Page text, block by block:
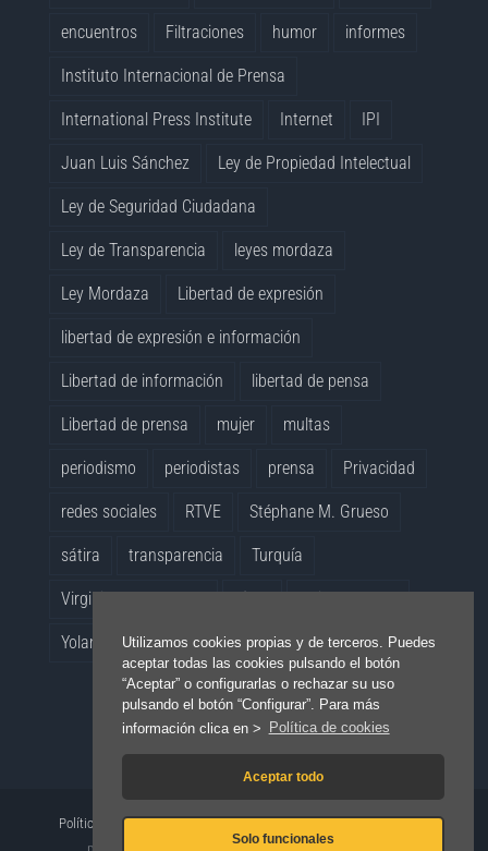
Utilizamos cookies propias y de terceros. Puedes
aceptar todas las cookies pulsando el botón
“Aceptar” o configurarlas o rechazar su uso
pulsando el botón “Configurar”. Para más
información clica en >
Política de cookies
Aceptar todo
Solo funcionales
encuentros Filtraciones humor informes
Instituto Internacional de Prensa
International Press Institute Internet IPI
Juan Luis Sánchez Ley de Propiedad Intelectual
Ley de Seguridad Ciudadana
Ley de Transparencia leyes mordaza
Ley Mordaza Libertad de expresión
libertad de expresión e información
Libertad de información libertad de pensa
Libertad de prensa mujer multas
periodismo periodistas prensa Privacidad
redes sociales RTVE Stéphane M. Grueso
sátira transparencia Turquía
Virginia Pérez Alonso vídeo whistleblowers
Yolanda Quintana
Política de privacidad|Aviso legal|Política de cookies| Plataforma